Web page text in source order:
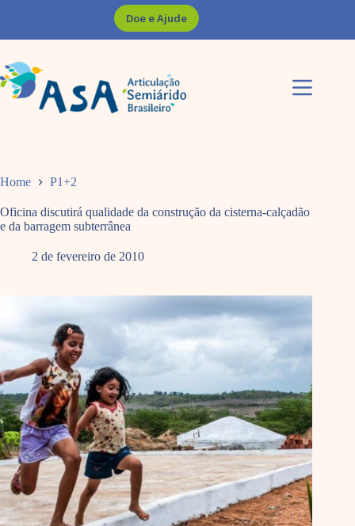
Doe e Ajude
Home P1+2
Oficina discutirá qualidade da construção da cisterna-calçadão
e da barragem subterrânea
2 de fevereiro de 2010